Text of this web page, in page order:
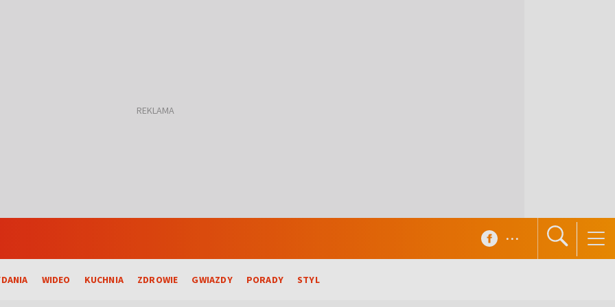
WIDEO KUCHNIA ZDROWIE GWIAZDY PORADY STYL
...